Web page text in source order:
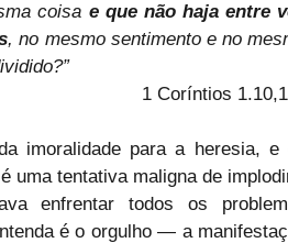
coisa e que não haja entre
, no mesmo sentimento e no
1 Coríntios
imoralidade para a heresia, e
uma tentativa maligna de
enfrentar todos os
é o orgulho — a